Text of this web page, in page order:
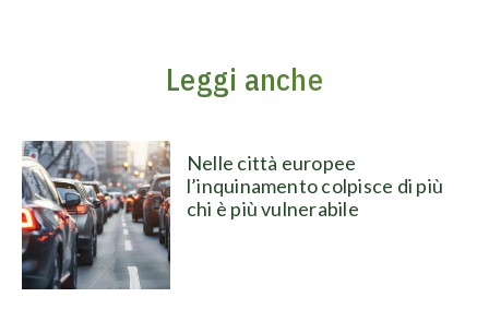
Leggi anche
Nelle città europee
l’inquinamento colpisce di più
chi è più vulnerabile